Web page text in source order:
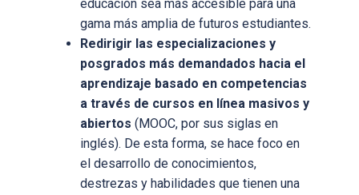
educación sea más accesible para una
gama más amplia de futuros estudiantes.
Redirigir las especializaciones y
posgrados más demandados hacia el
aprendizaje basado en competencias
a través de cursos en línea masivos y
abiertos (MOOC, por sus siglas en
inglés). De esta forma, se hace foco en
el desarrollo de conocimientos,
destrezas y habilidades que tienen una